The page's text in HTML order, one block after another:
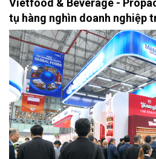
Vietfood & Beverage -
tụ hàng nghìn doanh nghiệp